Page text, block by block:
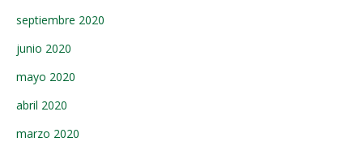
septiembre 2020
junio 2020
mayo 2020
abril 2020
marzo 2020